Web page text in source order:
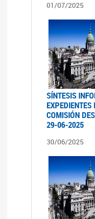
01/07/2025
SÍNTESIS
EXPEDIENTES
COMISIÓN
29-06-2025
30/06/2025